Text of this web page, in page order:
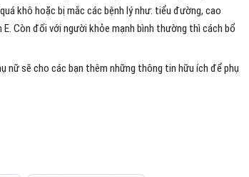
khô hoặc bị mắc các bệnh lý như: tiểu đường, cao
Còn đối với người khỏe mạnh bình thường thì cách bổ
nữ sẽ cho các bạn thêm những thông tin hữu ích để phụ